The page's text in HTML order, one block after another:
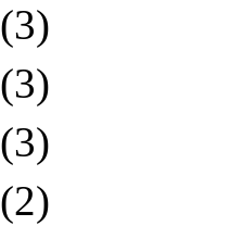
(3)
(3)
(3)
(2)